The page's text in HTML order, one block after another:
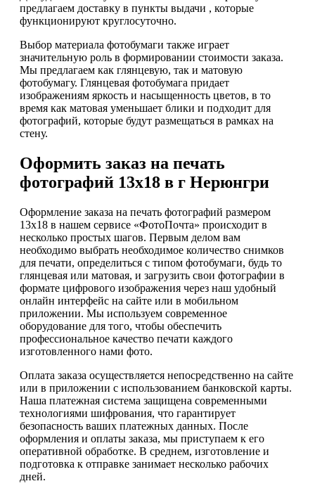
предлагаем доставку в пункты выдачи , которые
функционируют круглосуточно.
Выбор материала фотобумаги также играет
значительную роль в формировании стоимости заказа.
Мы предлагаем как глянцевую, так и матовую
фотобумагу. Глянцевая фотобумага придает
изображениям яркость и насыщенность цветов, в то
время как матовая уменьшает блики и подходит для
фотографий, которые будут размещаться в рамках на
стену.
Оформить заказ на печать
фотографий 13х18 в г Нерюнгри
Оформление заказа на печать фотографий размером
13х18 в нашем сервисе «ФотоПочта» происходит в
несколько простых шагов. Первым делом вам
необходимо выбрать необходимое количество снимков
для печати, определиться с типом фотобумаги, будь то
глянцевая или матовая, и загрузить свои фотографии в
формате цифрового изображения через наш удобный
онлайн интерфейс на сайте или в мобильном
приложении. Мы используем современное
оборудование для того, чтобы обеспечить
профессиональное качество печати каждого
изготовленного нами фото.
Оплата заказа осуществляется непосредственно на сайте
или в приложении с использованием банковской карты.
Наша платежная система защищена современными
технологиями шифрования, что гарантирует
безопасность ваших платежных данных. После
оформления и оплаты заказа, мы приступаем к его
оперативной обработке. В среднем, изготовление и
подготовка к отправке занимает несколько рабочих
дней.